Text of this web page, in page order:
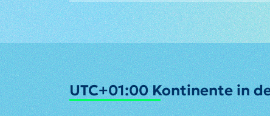
UTC+01:00 Kontinente in